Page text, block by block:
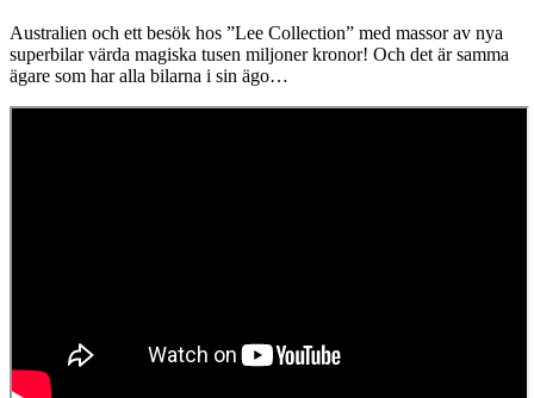
Australien och ett besök hos ”Lee Collection” med massor av nya
superbilar värda magiska tusen miljoner kronor! Och det är samma
ägare som har alla bilarna i sin ägo…